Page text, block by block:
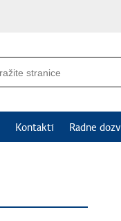
Kontakti Radne